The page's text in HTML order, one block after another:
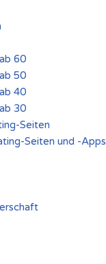
60
50
40
30
Seiten
Seiten und -Apps